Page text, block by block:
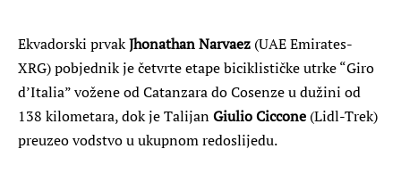
Ekvadorski prvakJhonathan Narvaez (UAE Emirates-
XRG) pobjednik je četvrte etape biciklističke utrke “Giro
d’Italia” vožene od Catanzara do Cosenze u dužini od
138 kilometara, dok je TalijanGiulio Ciccone (Lidl-Trek)
preuzeo vodstvo u ukupnom redoslijedu.